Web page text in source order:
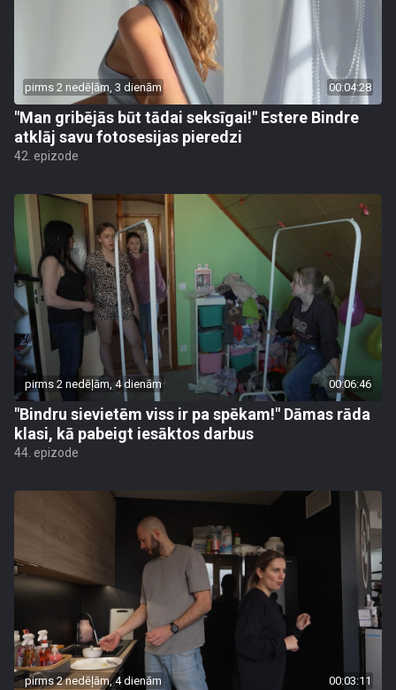
pirms 2 nedēļām, 3 dienām 00:04:28
"Man gribējās būt tādai seksīgai!" Estere Bindre
atklāj savu fotosesijas pieredzi
42. epizode
pirms 2 nedēļām, 4 dienām 00:06:46
"Bindru sievietēm viss ir pa spēkam!" Dāmas rāda
klasi, kā pabeigt iesāktos darbus
44. epizode
pirms 2 nedēļām, 4 dienām 00:03:11